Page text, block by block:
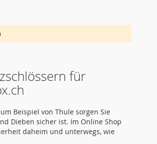
für
Beispiel von Thule sorgen Sie
Dieben sicher ist. Im Online Shop
daheim und unterwegs, wie